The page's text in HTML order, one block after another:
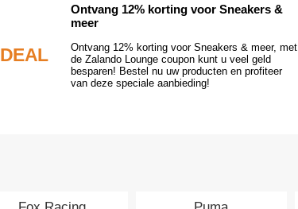
DEAL
Ontvang 12% korting voor Sneakers &
meer
Ontvang 12% korting voor Sneakers & meer, met
de Zalando Lounge coupon kunt u veel geld
besparen! Bestel nu uw producten en profiteer
van deze speciale aanbieding!